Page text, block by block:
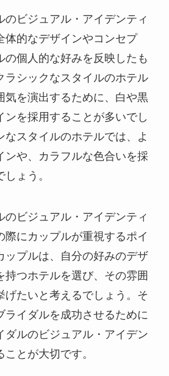
のビジュアル・アイデンティ
体的なデザインやコンセプ
の個人的な好みを反映したも
ラシックなスタイルのホテル
気を演出するために、白や黒
ンを採用することが多いでし
なスタイルのホテルでは、よ
ンや、カラフルな色合いを採
ょう。
のビジュアル・アイデンティ
際にカップルが重視するポイ
ップルは、自分の好みのデザ
持つホテルを選び、その雰囲
げたいと考えるでしょう。そ
ライダルを成功させるために
ダルのビジュアル・アイデン
とが大切です。